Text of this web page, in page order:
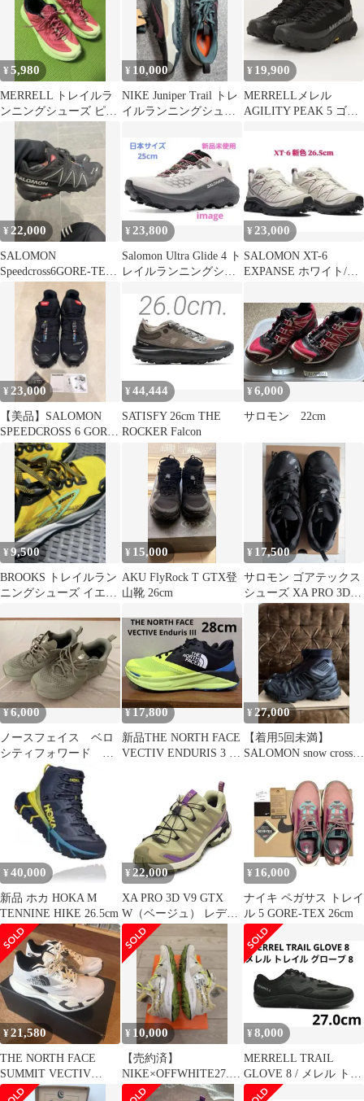
¥5,980
MERRELL トレイルラ
ンニングシューズ ピン
¥ 10,000
NIKE Juniper Trail トレ
イルランニングシュー
¥ 19,900
MERRELLメレル
AGILITY PEAK 5 ゴア
¥ 22,000
SALOMON
Speedcross6GORE-TEX
20周年 サイズ26.5
¥ 23,800
Salomon Ultra Glide 4 ト
レイルランニングシュ
¥ 23,000
SALOMON XT-6
EXPANSE ホワイト/パ
¥23,000
【美品】SALOMON
SPEEDCROSS 6 GORE-
TEX 20 YRS
¥44,444
SATISFY 26cm THE
ROCKER Falcon
¥6,000
サロモン 22cm
¥9,500
BROOKS トレイルラン
ニングシューズ イエロ
¥ 15,000
AKU FlyRock T GTX登
山靴 26cm
¥ 17,500
サロモン ゴアテックス
シューズ XA PRO 3D
V9 GTX 25.0cm
¥6,000
ノースフェイス ベロ
シティフォワード
25.5cm ランニングシュ
¥17,800
新品THE NORTH FACE
VECTIV ENDURIS 3 ト
¥ 27,000
【着用5回未満】
SALOMON snow cross
¥ 40,000
新品 ホカ HOKA M
TENNINE HIKE 26.5cm
¥ 22,000
XA PRO 3D V9 GTX
W（ベージュ） レディ
ース SALOMON サロモ
ン L49145800
¥ 16,000
ナイキ ペガサス トレイ
ル 5 GORE-TEX 26cm
¥21,580
THE NORTH FACE
SUMMIT VECTIV
PRO3
¥ 10,000
【売約済】
NIKE×OFFWHITE27.5c
m エアズームテラカイ
¥8,000
MERRELL TRAIL
GLOVE 8 / メレル トレ
イル グローブ 8